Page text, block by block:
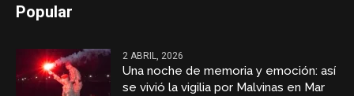
Popular
2 ABRIL, 2026
Una noche de memoria y emoción: así
se vivió la vigilia por Malvinas en Mar